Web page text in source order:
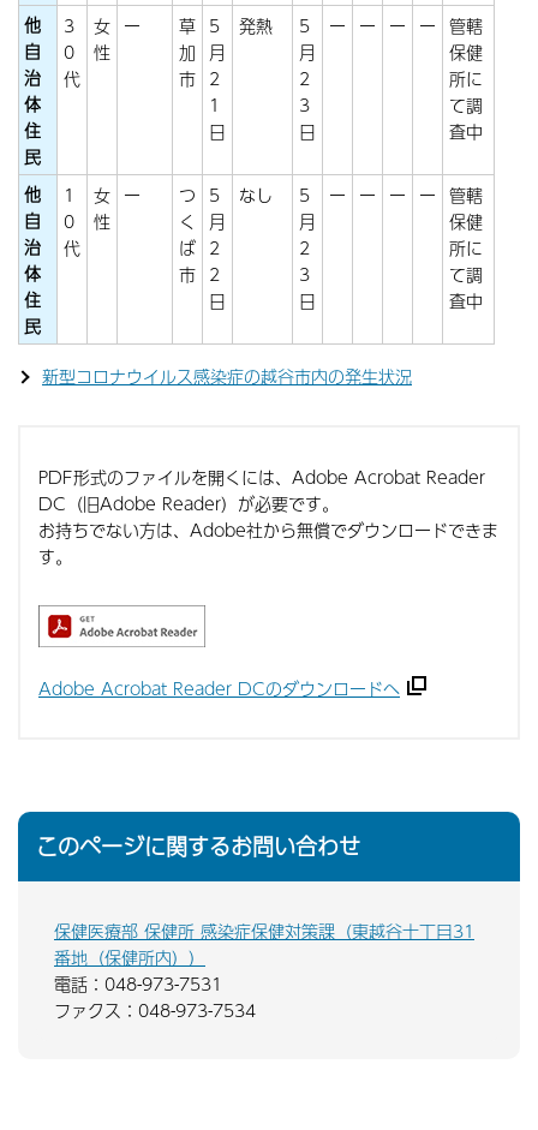
他
自
治
体
住
民
3
0
代
女
性
ー
草
加
市
5
月
2
1
日
発熱
5
月
2
3
日
ー ー ー ー 管轄
保健
所に
て調
査中
他
自
治
体
住
民
1
0
代
女
性
ー
つ
く
ば
市
5
月
2
2
日
なし
5
月
2
3
日
ー ー ー ー 管轄
保健
所に
て調
査中
新型コロナウイルス感染症の越谷市内の発生状況
PDF形式のファイルを開くには、Adobe Acrobat Reader
DC（旧Adobe Reader）が必要です。
お持ちでない方は、Adobe社から無償でダウンロードできま
す。
Adobe Acrobat Reader DCのダウンロードへ
このページに関するお問い合わせ
保健医療部 保健所 感染症保健対策課（東越谷十丁目31
番地（保健所内））
電話：048-973-7531
ファクス：048-973-7534